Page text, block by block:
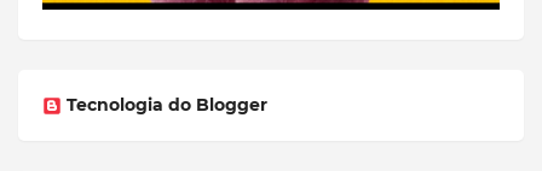
Tecnologia do Blogger